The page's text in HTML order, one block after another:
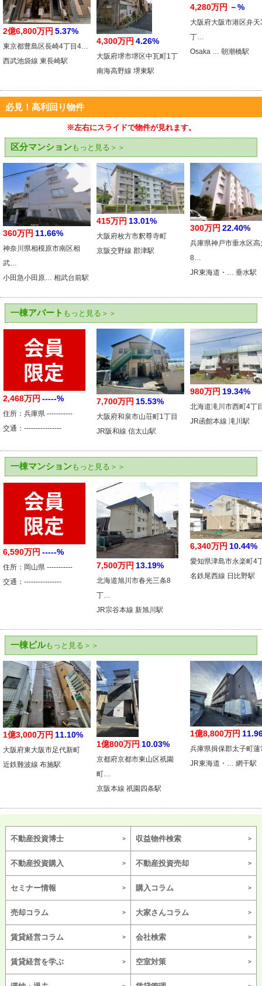
2億6,800万円 5.37%
東京都豊島区長崎4丁目4…
西武池袋線 東長崎駅
4,300万円 4.26%
大阪府堺市堺区中瓦町1丁
南海高野線 堺東駅
4,280万円 －%
大阪府大阪市港区弁天
丁…
Osaka … 朝潮橋駅
必見！高利回り物件
※左右にスライドで物件が見れます。
区分マンションもっと見る＞＞
360万円 11.66%
神奈川県相模原市南区相
武…
小田急小田原… 相武台前駅
415万円 13.01%
大阪府枚方市釈尊寺町
京阪交野線 郡津駅
300万円 22.40%
兵庫県神戸市垂水区高
8…
JR東海道・… 垂水駅
一棟アパート もっと見る＞＞
2,468万円 -----%
住所：兵庫県 -----------
交通：----------------
7,700万円 15.53%
大阪府和泉市山荘町1丁目
JR阪和線 信太山駅
980万円 19.34%
北海道滝川市西町4丁
JR函館本線 滝川駅
一棟マンションもっと見る＞＞
6,590万円 -----%
住所：岡山県 -----------
交通：----------------
7,500万円 13.19%
北海道旭川市春光三条8
丁…
JR宗谷本線 新旭川駅
6,340万円 10.44%
愛知県津島市永楽町4
名鉄尾西線 日比野駅
一棟ビルもっと見る＞＞
1億3,000万円 11.10%
大阪府東大阪市足代新町
近鉄難波線 布施駅
1億800万円 10.03%
京都府京都市東山区祇園
町…
京阪本線 祇園四条駅
1億8,800万円
兵庫県揖保郡太子町蓮
JR東海道・… 網干駅
不動産投資博士 収益物件検索
不動産投資購入 不動産投資売却
セミナー情報 購入コラム
売却コラム 大家さんコラム
賃貸経営コラム 会社検索
賃貸経営を学ぶ 空室対策